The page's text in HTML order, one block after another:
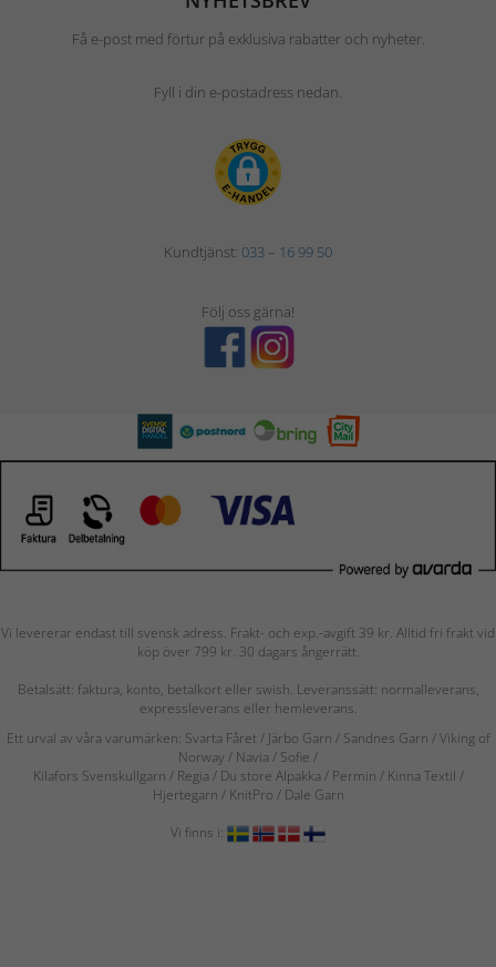
Få e-post med förtur på exklusiva rabatter och nyheter.
Fyll i din e-postadress nedan.
Kundtjänst: 033 – 16 99 50
Följ oss gärna!
Vi levererar endast till svensk adress. Frakt- och exp.-avgift 39 kr. Alltid fri frakt vid
köp över 799 kr. 30 dagars ångerrätt.
Betalsätt: faktura, konto, betalkort eller swish. Leveranssätt: normalleverans,
expressleverans eller hemleverans.
Ett urval av våra varumärken: Svarta Fåret / Järbo Garn / Sandnes Garn / Viking of
Norway / Navia/ Sofie /
Kilafors Svenskullgarn / Regia / Du store Alpakka / Permin / Kinna Textil /
Hjertegarn / KnitPro / Dale Garn
Vi finns i: